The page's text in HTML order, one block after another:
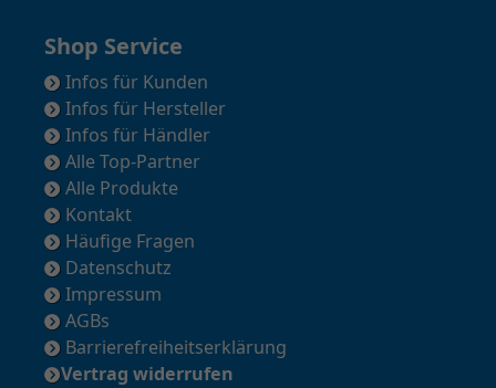
Shop Service
Infos für Kunden
Infos für Hersteller
Infos für Händler
Alle Top-Partner
Alle Produkte
Kontakt
Häufige Fragen
Datenschutz
Impressum
AGBs
Barrierefreiheitserklärung
Vertrag widerrufen